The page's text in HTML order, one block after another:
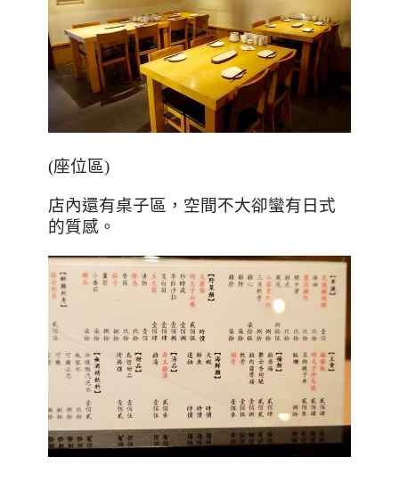
(座位區)
店內還有桌子區，空間不大卻蠻有日式
的質感。